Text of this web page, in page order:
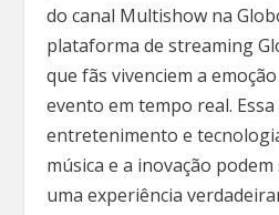
do canal Multishow na
plataforma de streaming
que fãs vivenciem a
evento em tempo real.
entretenimento e
música e a inovação
uma experiência